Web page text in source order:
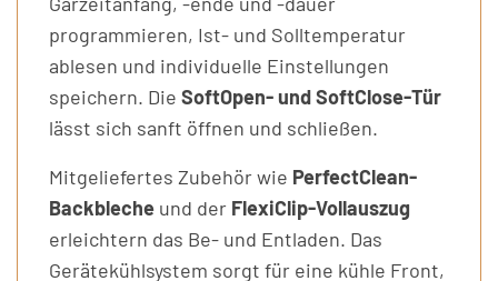
programmieren, Ist- und Solltemperatur
ablesen und individuelle Einstellungen
speichern. Die SoftOpen- und SoftClose-Tür
lässt sich sanft öffnen und schließen.
Mitgeliefertes Zubehör wie PerfectClean-
Backbleche und der FlexiClip-Vollauszug
erleichtern das Be- und Entladen. Das
Gerätekühlsystem sorgt für eine kühle Front,